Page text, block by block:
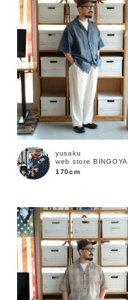
yusaku
web store BINGOYA
170cm